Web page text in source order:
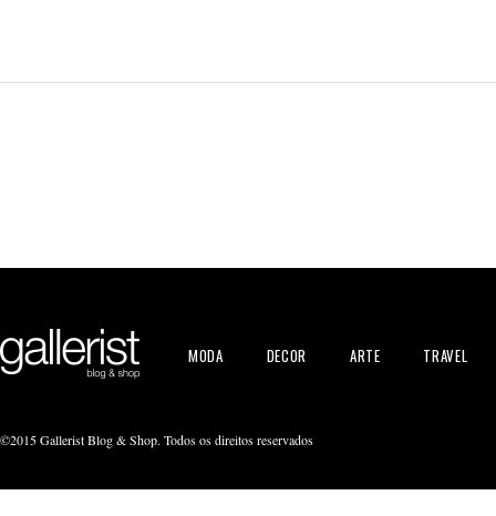
MODA DECOR ARTE TRAVEL
©2015 Gallerist Blog & Shop. Todos os direitos reservados